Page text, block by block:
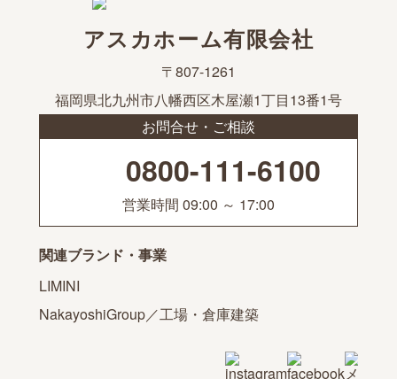
アスカホーム有限会社
〒807-1261
福岡県北九州市八幡西区木屋瀬1丁目13番1号
お問合せ・ご相談
0800-111-6100
営業時間 09:00 ～ 17:00
関連ブランド・事業
LIMINI
NakayoshiGroup／工場・倉庫建築